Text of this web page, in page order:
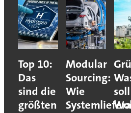
Top 10:
Das
sind die
größten
Modular
Sourcing:
Wie
soll